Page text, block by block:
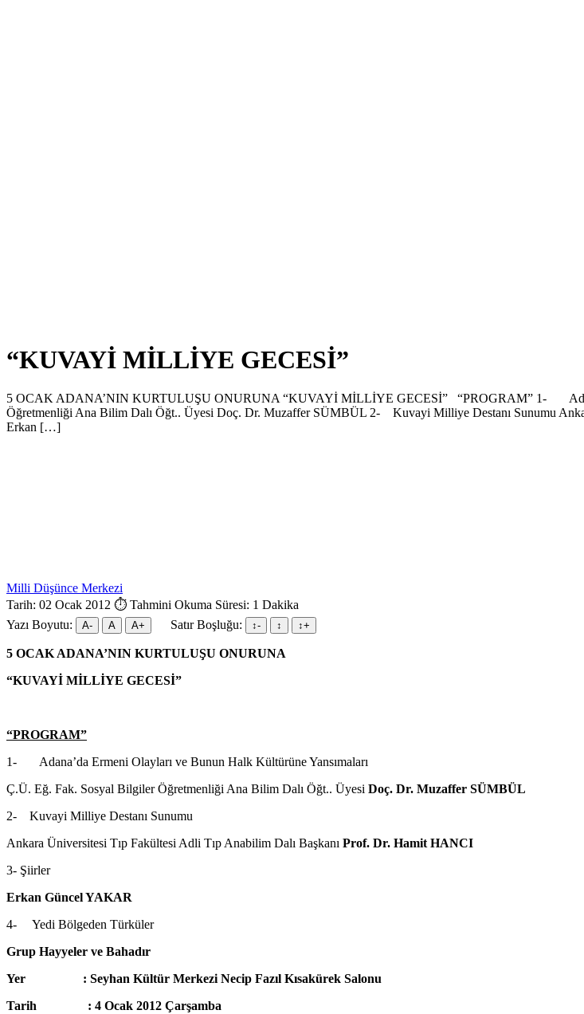
“KUVAYİ MİLLİYE GECESİ”
5 OCAK ADANA’NIN KURTULUŞU ONURUNA “KUVAYİ MİLLİYE GECESİ” “PROGRAM” 1-
Öğretmenliği Ana Bilim Dalı Öğt.. Üyesi Doç. Dr. Muzaffer SÜMBÜL 2- Kuvayi Milliye Destanı Sunumu
Erkan […]
Milli Düşünce Merkezi
Tarih: 02 Ocak 2012 ⏱ Tahmini Okuma Süresi: 1 Dakika
Yazı Boyutu:
A- A A+ Satır Boşluğu: ↕︎- ↕︎ ↕︎+
5 OCAK ADANA’NIN KURTULUŞU ONURUNA
“KUVAYİ MİLLİYE GECESİ”
“PROGRAM”
1- Adana’da Ermeni Olayları ve Bunun Halk Kültürüne Yansımaları
Ç.Ü. Eğ. Fak. Sosyal Bilgiler Öğretmenliği Ana Bilim Dalı Öğt.. Üyesi Doç. Dr. Muzaffer SÜMBÜL
2- Kuvayi Milliye Destanı Sunumu
Ankara Üniversitesi Tıp Fakültesi Adli Tıp Anabilim Dalı Başkanı Prof. Dr. Hamit HANCI
3- Şiirler
Erkan Güncel YAKAR
4- Yedi Bölgeden Türküler
Grup Hayyeler ve Bahadır
Yer : Seyhan Kültür Merkezi Necip Fazıl Kısakürek Salonu
Tarih : 4 Ocak 2012 Çarşamba